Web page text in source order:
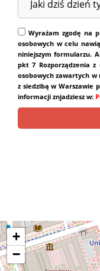
Wyrażam zgodę na
osobowych w celu
niniejszym formularzu.
pkt 7 Rozporządzenia
osobowych zawartych w
z siedzibą w Warszawie
informacji znjadziesz w:
+
−